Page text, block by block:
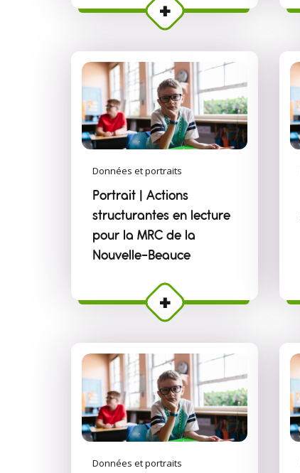
Données et portraits
Portrait | Actions
structurantes en lecture
pour la MRC de la
Nouvelle-Beauce
Données et portraits